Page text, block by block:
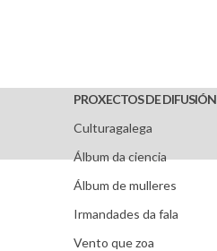
PROXECTOS DE DIFUSIÓN
Culturagalega
Álbum da ciencia
Álbum de mulleres
Irmandades da fala
Vento que zoa